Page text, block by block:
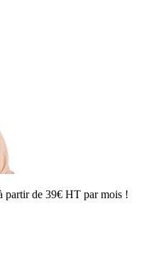
partir de 39€ HT par mois !